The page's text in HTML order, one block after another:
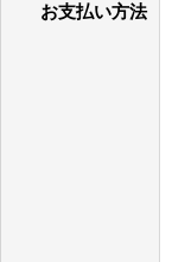
お支払い方法